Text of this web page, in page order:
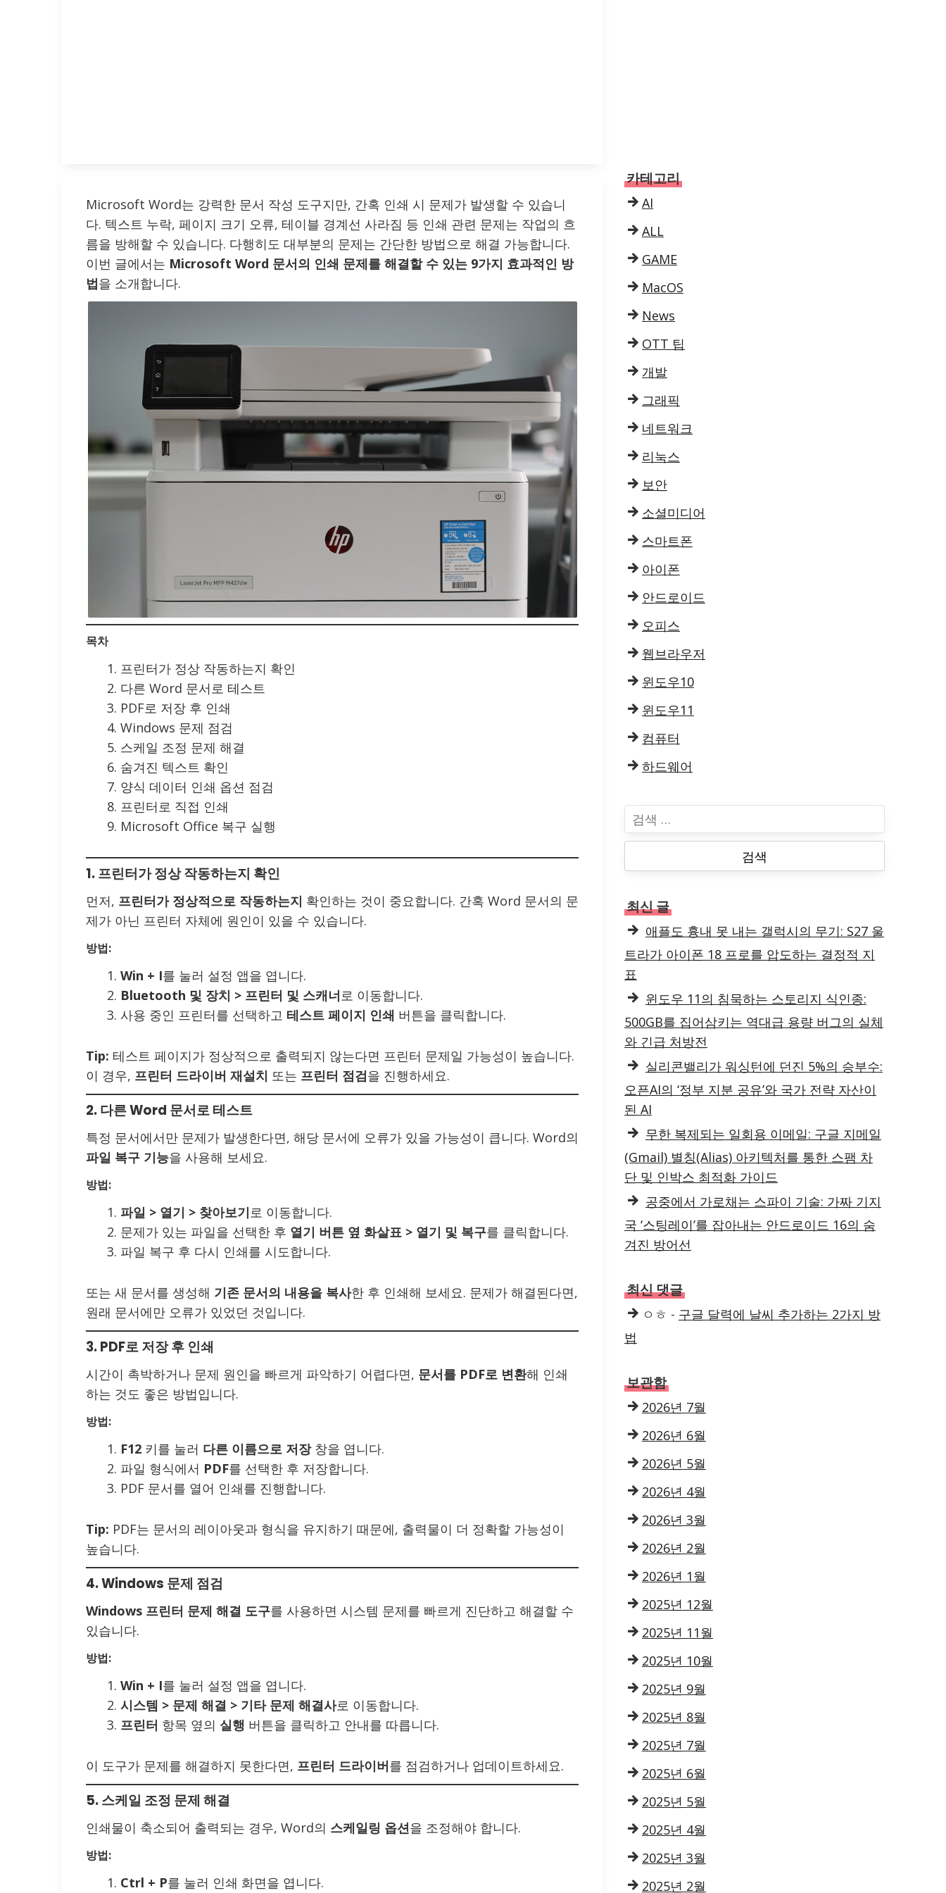
Microsoft Word는 강력한 문서 작성 도구지만, 간혹 인쇄 시 문제가 발생할 수 있습니
다. 텍스트 누락, 페이지 크기 오류, 테이블 경계선 사라짐 등 인쇄 관련 문제는 작업의 흐
름을 방해할 수 있습니다. 다행히도 대부분의 문제는 간단한 방법으로 해결 가능합니다.
이번 글에서는 Microsoft Word 문서의 인쇄 문제를 해결할 수 있는 9가지 효과적인 방
법을 소개합니다.
목차
프린터가 정상 작동하는지 확인
다른 Word 문서로 테스트
PDF로 저장 후 인쇄
Windows 문제 점검
스케일 조정 문제 해결
숨겨진 텍스트 확인
양식 데이터 인쇄 옵션 점검
프린터로 직접 인쇄
Microsoft Office 복구 실행
1. 프린터가 정상 작동하는지 확인
먼저, 프린터가 정상적으로 작동하는지 확인하는 것이 중요합니다. 간혹 Word 문서의 문
제가 아닌 프린터 자체에 원인이 있을 수 있습니다.
방법:
Win + I를 눌러 설정 앱을 엽니다.
Bluetooth 및 장치 > 프린터 및 스캐너로 이동합니다.
사용 중인 프린터를 선택하고 테스트 페이지 인쇄 버튼을 클릭합니다.
Tip: 테스트 페이지가 정상적으로 출력되지 않는다면 프린터 문제일 가능성이 높습니다.
이 경우, 프린터 드라이버 재설치 또는 프린터 점검을 진행하세요.
2. 다른 Word 문서로 테스트
특정 문서에서만 문제가 발생한다면, 해당 문서에 오류가 있을 가능성이 큽니다. Word의
파일 복구 기능을 사용해 보세요.
방법:
파일 > 열기 > 찾아보기로 이동합니다.
문제가 있는 파일을 선택한 후 열기 버튼 옆 화살표 > 열기 및 복구를 클릭합니다.
파일 복구 후 다시 인쇄를 시도합니다.
또는 새 문서를 생성해 기존 문서의 내용을 복사한 후 인쇄해 보세요. 문제가 해결된다면,
원래 문서에만 오류가 있었던 것입니다.
3. PDF로 저장 후 인쇄
시간이 촉박하거나 문제 원인을 빠르게 파악하기 어렵다면, 문서를 PDF로 변환해 인쇄
하는 것도 좋은 방법입니다.
방법:
F12 키를 눌러 다른 이름으로 저장창을 엽니다.
파일 형식에서 PDF를 선택한 후 저장합니다.
PDF 문서를 열어 인쇄를 진행합니다.
Tip: PDF는 문서의 레이아웃과 형식을 유지하기 때문에, 출력물이 더 정확할 가능성이
높습니다.
4. Windows 문제 점검
Windows 프린터 문제 해결 도구를 사용하면 시스템 문제를 빠르게 진단하고 해결할 수
있습니다.
방법:
Win + I를 눌러 설정 앱을 엽니다.
시스템 > 문제 해결 > 기타 문제 해결사로 이동합니다.
프린터 항목 옆의 실행 버튼을 클릭하고 안내를 따릅니다.
이 도구가 문제를 해결하지 못한다면, 프린터 드라이버를 점검하거나 업데이트하세요.
5. 스케일 조정 문제 해결
인쇄물이 축소되어 출력되는 경우, Word의 스케일링 옵션을 조정해야 합니다.
방법:
Ctrl + P를 눌러 인쇄 화면을 엽니다.
카테고리
AI
ALL
GAME
MacOS
News
OTT 팁
개발
그래픽
네트워크
리눅스
보안
소셜미디어
스마트폰
아이폰
안드로이드
오피스
웹브라우저
윈도우10
윈도우11
컴퓨터
하드웨어
검
색
최신 글
애플도 흉내 못 내는 갤럭시의 무기: S27 울
트라가 아이폰 18 프로를 압도하는 결정적 지
표
윈도우 11의 침묵하는 스토리지 식인종:
500GB를 집어삼키는 역대급 용량 버그의 실체
와 긴급 처방전
실리콘밸리가 워싱턴에 던진 5%의 승부수:
오픈AI의 ‘정부 지분 공유’와 국가 전략 자산이
된 AI
무한 복제되는 일회용 이메일: 구글 지메일
(Gmail) 별칭(Alias) 아키텍처를 통한 스팸 차
단 및 인박스 최적화 가이드
공중에서 가로채는 스파이 기술: 가짜 기지
국 ‘스팅레이’를 잡아내는 안드로이드 16의 숨
겨진 방어선
최신 댓글
ㅇㅎ - 구글 달력에 날씨 추가하는 2가지 방
법
보관함
2026년 7월
2026년 6월
2026년 5월
2026년 4월
2026년 3월
2026년 2월
2026년 1월
2025년 12월
2025년 11월
2025년 10월
2025년 9월
2025년 8월
2025년 7월
2025년 6월
2025년 5월
2025년 4월
2025년 3월
2025년 2월